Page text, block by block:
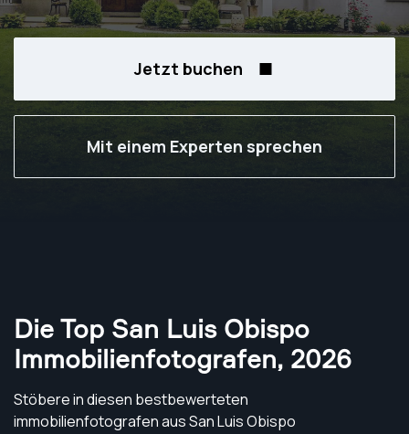
Jetzt buchen
Mit einem Experten sprechen
Die Top San Luis Obispo
Immobilienfotografen, 2026
Stöbere in diesen bestbewerteten
immobilienfotografen aus San Luis Obispo